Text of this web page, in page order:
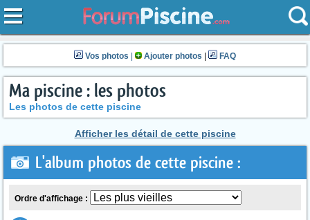
Vos photos Ajouter photos FAQ
Ma piscine : les photos
Les photos de cette piscine
Afficher les détail de cette piscine
L'album photos de cette piscine :
Ordre d'affichage :